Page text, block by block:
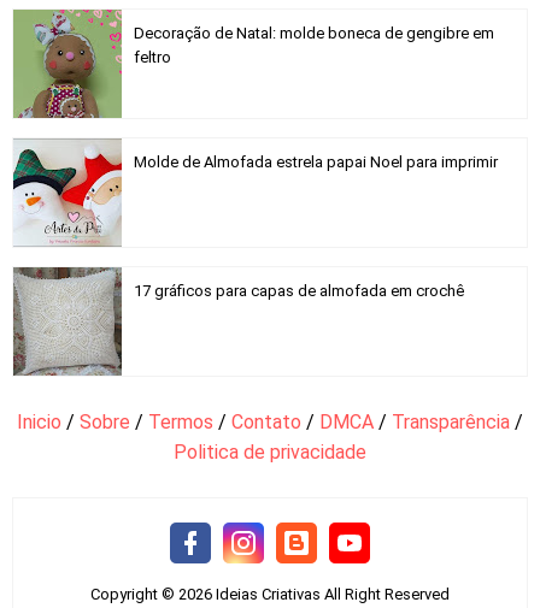
Decoração de Natal: molde boneca de gengibre em
feltro
Molde de Almofada estrela papai Noel para imprimir
17 gráficos para capas de almofada em crochê
Inicio / Sobre / Termos / Contato / DMCA / Transparência /
Politica de privacidade
Copyright © 2026 Ideias Criativas All Right Reserved